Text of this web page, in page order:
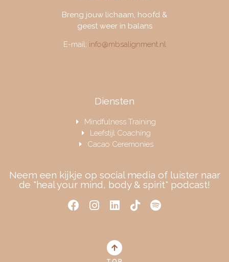
Breng jouw lichaam, hoofd &
geest weer in balans
E-mail: info@mbsalignment.nl
Diensten
Mindfulness Training
Leefstijl Coaching
Cacao Ceremonies
Neem een kijkje op social media of luister naar
de "heal your mind, body & spirit" podcast!